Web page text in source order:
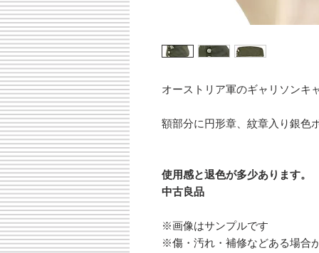
オーストリア軍のギャリソンキ
額部分に円形章、紋章入り銀色
使用感と退色が多少あります。
中古良品
※画像はサンプルです
※傷・汚れ・補修などある場合